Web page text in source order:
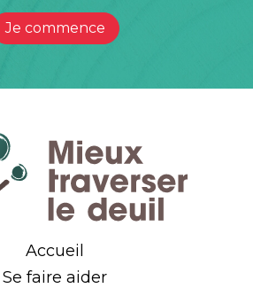
Je commence
Accueil
Se faire aider